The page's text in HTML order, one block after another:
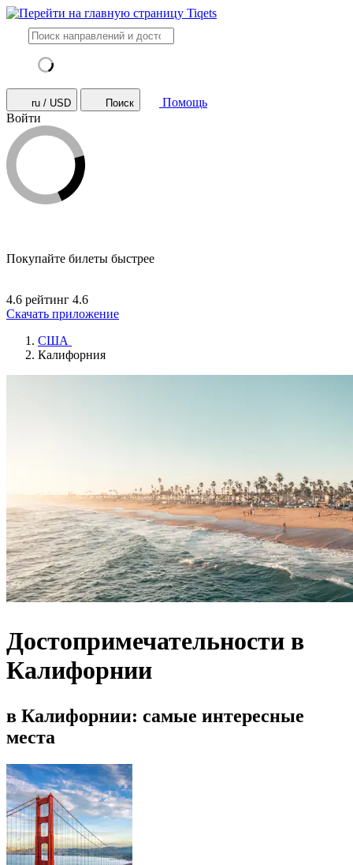
ru / USD Поиск
Помощь
Войти
Покупайте билеты быстрее
4.6 рейтинг 4.6
Скачать приложение
США
Калифорния
Достопримечательности в
Калифорнии
в Калифорнии: самые интересные
места